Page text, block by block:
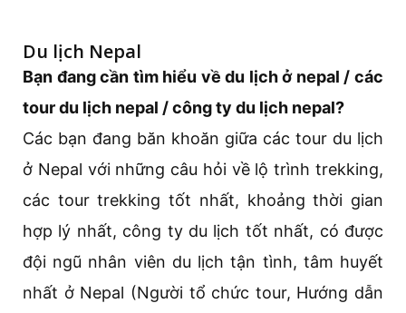
Du lịch Nepal
Bạn đang cần tìm hiểu về du lịch ở nepal / các
tour du lịch nepal / công ty du lịch nepal?
Các bạn đang băn khoăn giữa các tour du lịch
ở Nepal với những câu hỏi về lộ trình trekking,
các tour trekking tốt nhất, khoảng thời gian
hợp lý nhất, công ty du lịch tốt nhất, có được
đội ngũ nhân viên du lịch tận tình, tâm huyết
nhất ở Nepal (Người tổ chức tour, Hướng dẫn